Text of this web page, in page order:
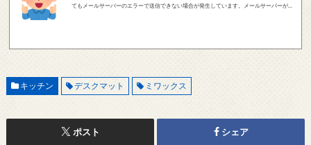
てもメールサーバーのエラーで送信できない場合が発生しています。メールサーバーが正
キッチン デスクマット ミワックス
ポスト シェア